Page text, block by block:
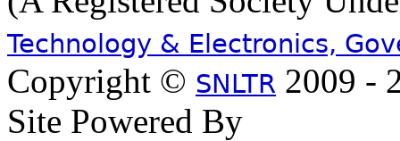
Technology & Electronics,
Copyright © SNLTR 2009 -
Site Powered By